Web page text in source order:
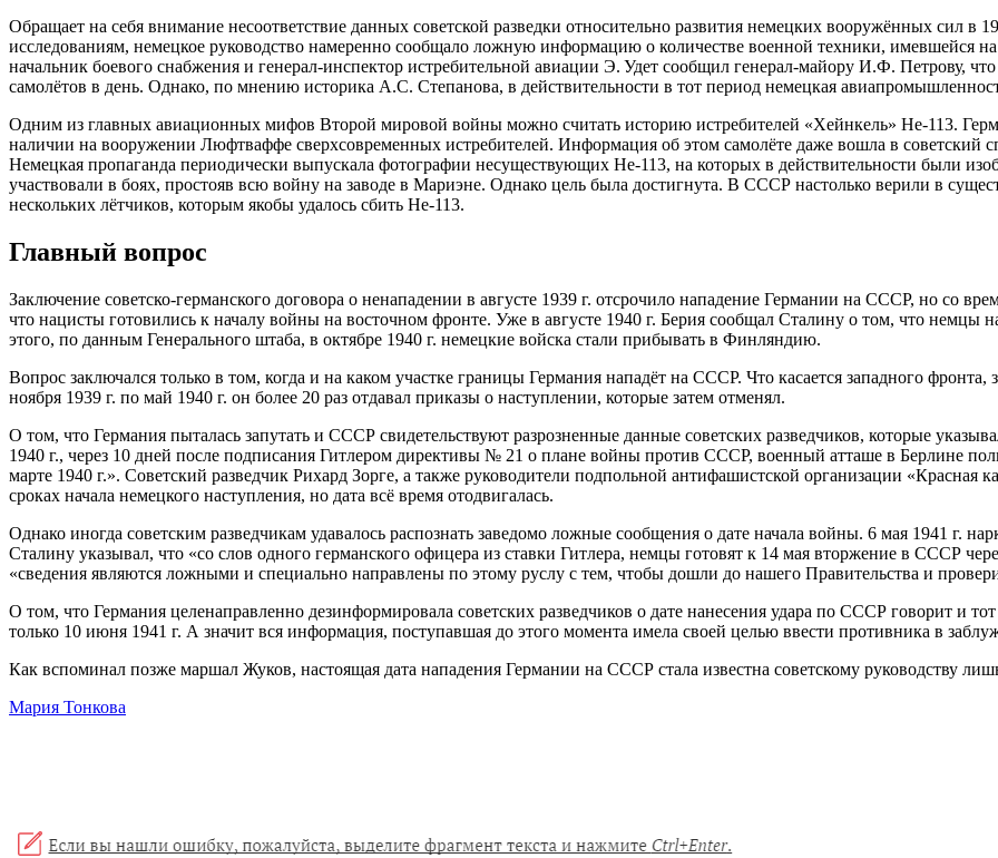
Обращает на себя внимание несоответствие данных советской разведки относительно развития немецких вооружённых сил
исследованиям, немецкое руководство намеренно сообщало ложную информацию о количестве военной техники, имевшейся
начальник боевого снабжения и генерал-инспектор истребительной авиации Э. Удет сообщил генерал-майору И.Ф. Петрову,
самолётов в день. Однако, по мнению историка А.С. Степанова, в действительности в тот период немецкая
Одним из главных авиационных мифов Второй мировой войны можно считать историю истребителей «Хейнкель» He-113.
наличии на вооружении Люфтваффе сверхсовременных истребителей. Информация об этом самолёте даже вошла в
Немецкая пропаганда периодически выпускала фотографии несуществующих He-113, на которых в действительности были
участвовали в боях, простояв всю войну на заводе в Мариэне. Однако цель была достигнута. В СССР настолько верили в
нескольких лётчиков, которым якобы удалось сбить He-113.
Главный вопрос
Заключение советско-германского договора о ненападении в августе 1939 г. отсрочило нападение Германии на СССР, но со
что нацисты готовились к началу войны на восточном фронте. Уже в августе 1940 г. Берия сообщал Сталину о том, что
этого, по данным Генерального штаба, в октябре 1940 г. немецкие войска стали прибывать в Финляндию.
Вопрос заключался только в том, когда и на каком участке границы Германия нападёт на СССР. Что касается западного
ноября 1939 г. по май 1940 г. он более 20 раз отдавал приказы о наступлении, которые затем отменял.
О том, что Германия пыталась запутать и СССР свидетельствуют разрозненные данные советских разведчиков, которые
1940 г., через 10 дней после подписания Гитлером директивы № 21 о плане войны против СССР, военный атташе в Берлине
марте 1940 г.». Советский разведчик Рихард Зорге, а также руководители подпольной антифашистской организации «Красная
сроках начала немецкого наступления, но дата всё время отодвигалась.
Однако иногда советским разведчикам удавалось распознать заведомо ложные сообщения о дате начала войны. 6 мая 1941 г.
Сталину указывал, что «со слов одного германского офицера из ставки Гитлера, немцы готовят к 14 мая вторжение в СССР
«сведения являются ложными и специально направлены по этому руслу с тем, чтобы дошли до нашего Правительства и
О том, что Германия целенаправленно дезинформировала советских разведчиков о дате нанесения удара по СССР говорит и
только 10 июня 1941 г. А значит вся информация, поступавшая до этого момента имела своей целью ввести противника в
Как вспоминал позже маршал Жуков, настоящая дата нападения Германии на СССР стала известна советскому руководству
Мария Тонкова